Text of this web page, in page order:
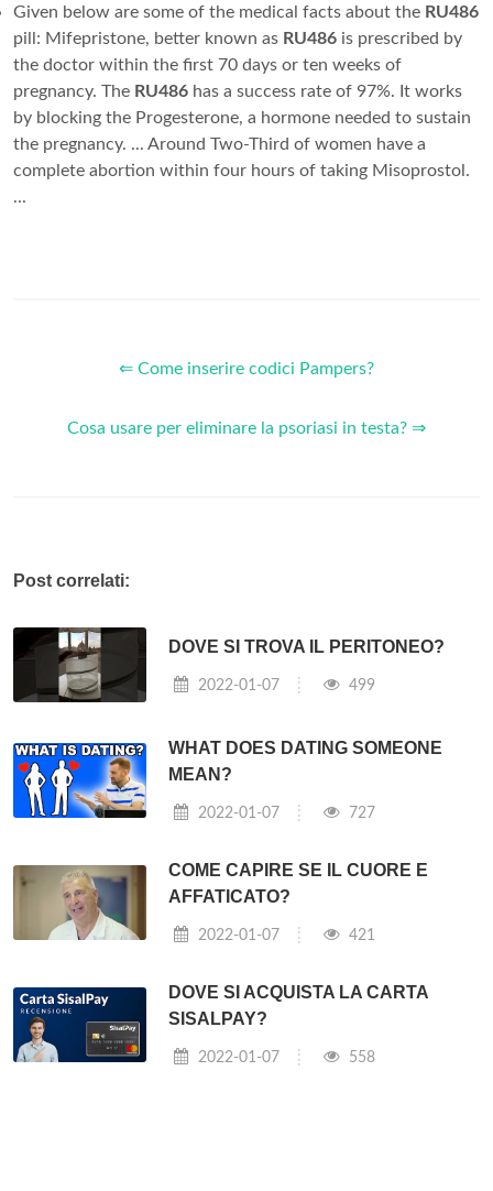
Given below are some of the medical facts about the RU486
pill: Mifepristone, better known as RU486 is prescribed by
the doctor within the first 70 days or ten weeks of
pregnancy. The RU486 has a success rate of 97%. It works
by blocking the Progesterone, a hormone needed to sustain
the pregnancy. ... Around Two-Third of women have a
complete abortion within four hours of taking Misoprostol.
...
⇐ Come inserire codici Pampers?
Cosa usare per eliminare la psoriasi in testa? ⇒
Post correlati:
DOVE SI TROVA IL PERITONEO?
2022-01-07 499
WHAT DOES DATING SOMEONE
MEAN?
2022-01-07 727
COME CAPIRE SE IL CUORE E
AFFATICATO?
2022-01-07 421
DOVE SI ACQUISTA LA CARTA
SISALPAY?
2022-01-07 558